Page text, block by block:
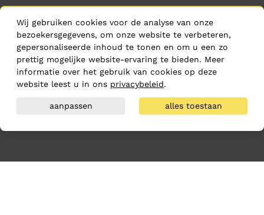
Wij gebruiken cookies voor de analyse van onze
bezoekersgegevens, om onze website te verbeteren,
gepersonaliseerde inhoud te tonen en om u een zo
prettig mogelijke website-ervaring te bieden. Meer
informatie over het gebruik van cookies op deze
website leest u in ons privacybeleid.
aanpassen alles toestaan